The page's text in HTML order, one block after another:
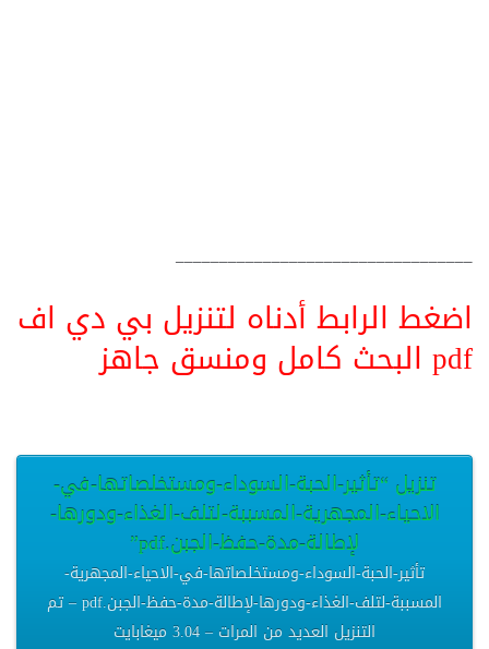
__________________________________
اضغط الرابط أدناه لتنزيل بي دي اف
pdf البحث كامل ومنسق جاهز
تنزيل “تأثير-الحبة-السوداء-ومستخلصاتها-في-
الاحياء-المجهرية-المسببة-لتلف-الغذاء-ودورها-
لإطالة-مدة-حفظ-الجبن.pdf”
تأثير-الحبة-السوداء-ومستخلصاتها-في-الاحياء-المجهرية-
المسببة-لتلف-الغذاء-ودورها-لإطالة-مدة-حفظ-الجبن.pdf – تم
التنزيل العديد من المرات – 3.04 ميغابايت